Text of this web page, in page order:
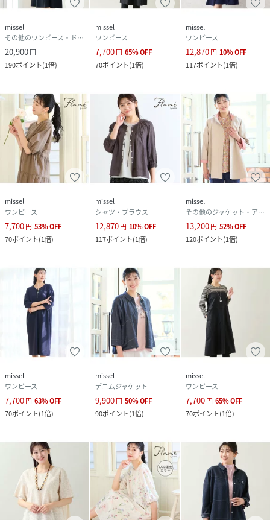
素材の伸縮性：ある(脇タフタ部分はなし）
袖丈：長袖
ポケットあり
様々なシーンに合わせてセレクトできるトータルコーディネ
ートブランド。
アクティブなライフスタイルを楽しむＬサイズミセスに、エ
レガントかつ旬なスタイリングをご提案します。
＊撮影環境により光の当たり具合で色味が違って見える場合
があります。
＊商品画像はサンプルのため、色味やサイズ、プリント位
置、仕様などに変更がある場合があります。
＊取扱い表示をご確認の上、着用をお願いします。
原産国 中国
素材
ニット部分: 綿:50 ポリエステル:45 ポリウレタ
ン:5
布帛部分 ナイロン:100
サイズ L、LL、3L、4L
クリーニング
30℃まで手洗い可
漂白不可
タンブル乾燥不可
日陰つり干し乾燥
アイロンは120℃まで
ごく弱いウエットクリーニング
品番
PW8255_21015505
(21015505-30-1 PW8255)
missel
その他のワンピース・ドレス
20,900円
190ポイント(1倍)
missel
ワンピース
7,700円 65%OFF
70ポイント(1倍)
missel
ワンピース
12,870円 10%OFF
117ポイント(1倍)
missel
ワンピース
7,700円 53%OFF
70ポイント(1倍)
missel
シャツ・ブラウス
12,870円 10%OFF
117ポイント(1倍)
missel
その他のジャケット・アウター
13,200円 52%OFF
120ポイント(1倍)
missel
ワンピース
7,700円 63%OFF
70ポイント(1倍)
missel
デニムジャケット
9,900円 50%OFF
90ポイント(1倍)
missel
ワンピース
7,700円 65%OFF
70ポイント(1倍)